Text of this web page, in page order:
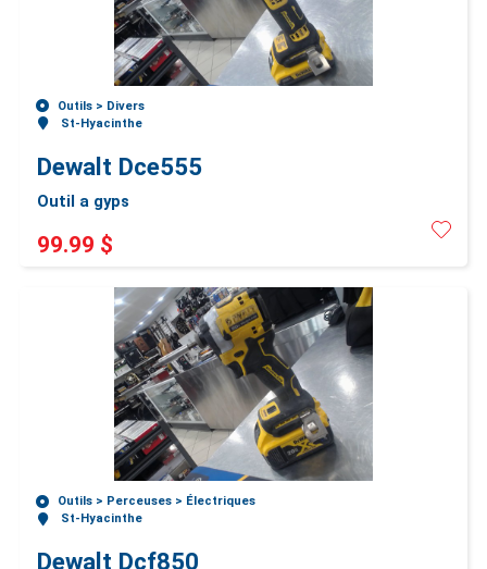
Outils > Divers
St-Hyacinthe
Dewalt Dce555
Outil a gyps
99.99 $
Outils > Perceuses > Électriques
St-Hyacinthe
Dewalt Dcf850